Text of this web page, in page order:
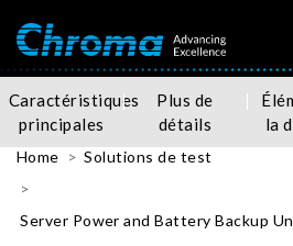
Caractéristiques
principales
Plus de
détails
la
Home Solutions de test
Server Power and Battery Backup